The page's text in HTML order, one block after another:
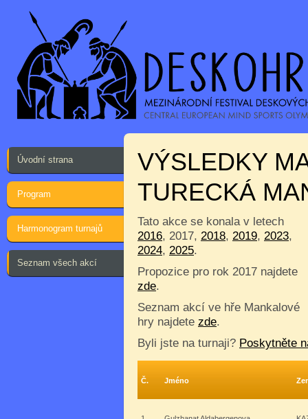
Úvodní strana
Program
Harmonogram turnajů
Seznam všech akcí
VÝSLEDKY
TURECKÁ
Tato akce se konala v letech
2016, 2017, 2018, 2019, 2023,
2024, 2025.
Propozice pro rok 2017 najdete
zde.
Seznam akcí ve hře Mankalové
hry najdete zde.
Byli jste na turnaji? Poskytněte
Č. Jméno